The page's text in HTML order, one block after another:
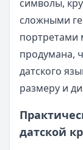
символы,
сложными
портретами
продумана,
датского
размеру и
датской